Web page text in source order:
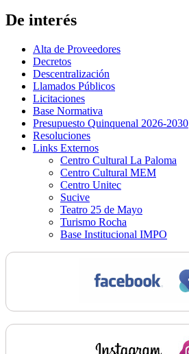
De interés
Alta de Proveedores
Decretos
Descentralización
Llamados Públicos
Licitaciones
Base Normativa
Presupuesto Quinquenal 2026-2030
Resoluciones
Links Externos
Centro Cultural La Paloma
Centro Cultural MEM
Centro Unitec
Sucive
Teatro 25 de Mayo
Turismo Rocha
Base Institucional IMPO